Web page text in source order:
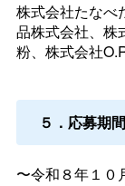
株式会社たなべ
品株式会社、株
粉、株式会社
５．応募期間
〜令和８年１０